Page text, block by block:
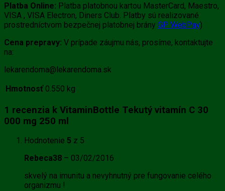
Platba Online: Platba platobnou kartou MasterCard, Maestro,
VISA , VISA Electron, Diners Club. Platby sú realizované
prostredníctvom bezpečnej platobnej brány GP WebPay)
Cena prepravy: V prípade záujmu nás, prosíme, kontaktujte
na:
lekarendoma@lekarendoma.sk
Hmotnosť 0.550 kg
1 recenzia k VitaminBottle Tekutý vitamín C 30
000 mg 250 ml
Hodnotenie 5 z 5
Rebeca38 – 03/02/2016
skvelý na imunitu a nevyhnutný pre fungovanie celého
organizmu !